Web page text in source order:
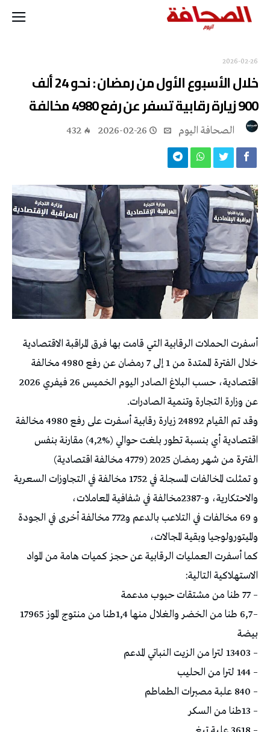
2026-02-26
خلال الأسبوع الأول من رمضان : نحو 24 ألف
900 زيارة رقابية تسفر عن رفع 4980 مخالفة
2026-02-26
432
أسفرت الحملات الرقابية التي قامت بها فرق المراقبة الاقتصادية
خلال الفترة الممتدة من 1 إلى 7 رمضان عن رفع 4980 مخالفة
اقتصادية، حسب البلاغ الصادر اليوم الخميس 26 فيفري 2026
عن وزارة التجارة وتنمية الصادرات.
وقد تم القيام 24892 زيارة رقابية أسفرت على رفع 4980 مخالفة
اقتصادية أي بنسبة تطور بلغت حوالي (%4,2) مقارنة بنفس
الفترة من شهر رمضان 2025 (4779 مخالفة اقتصادية)
و تمثلت المخالفات المسجلة في 1752 مخالفة في التجاوزات السعرية
والاحتكارية، و-2387مخالفة في شفافية المعاملات،
و 69 مخالفات في التلاعب بالدعم و772 مخالفة أخرى في الجودة
والميتورولوجيا وبقية المجالات،
كما أسفرت العمليات الرقابية عن حجز كميات هامة من المواد
الاستهلاكية التالية:
– 77 طنا من مشتقات حبوب مدعمة
– 6,7 طنا من الخضر والغلال منها 1,4طنا من منتوج الموز 17965
بيضة
– 13403 لترا من الزيت النباتي المدعم
– 144 لترا من الحليب
– 840 علبة مصبرات الطماطم
– 13طنا من السكر